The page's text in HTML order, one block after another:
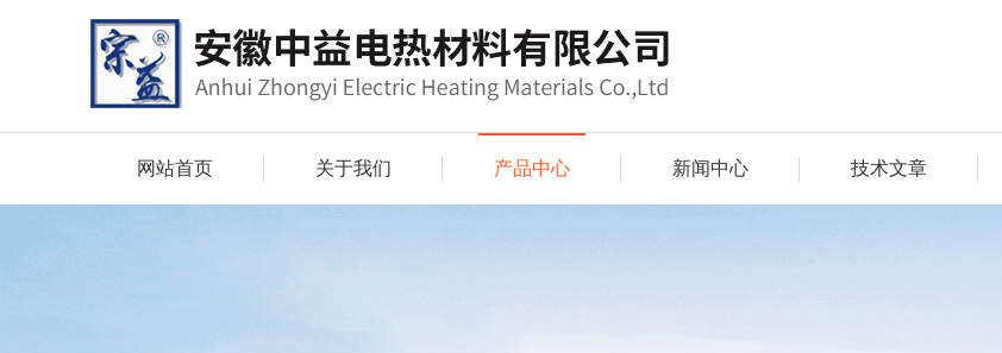
网站首页 关于我们 产品中心 新闻中心 技术文章